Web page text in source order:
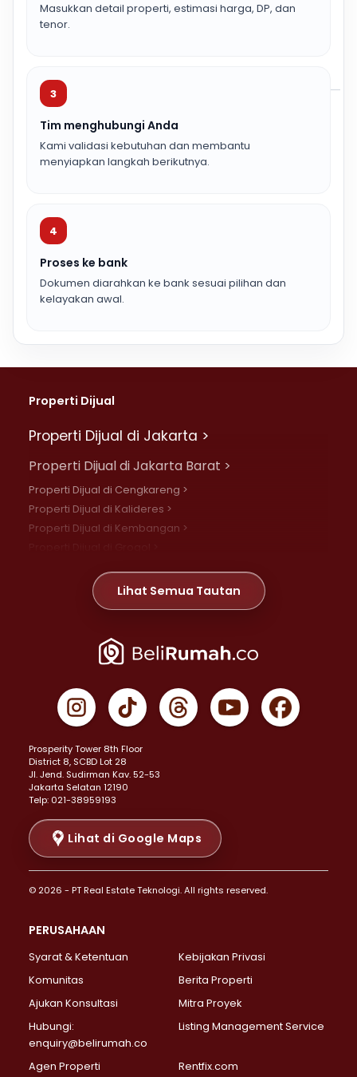
Masukkan detail properti, estimasi harga, DP, dan
tenor.
3
Tim menghubungi Anda
Kami validasi kebutuhan dan membantu
menyiapkan langkah berikutnya.
4
Proses ke bank
Dokumen diarahkan ke bank sesuai pilihan dan
kelayakan awal.
Properti Dijual
Properti Dijual di Jakarta >
Properti Dijual di Jakarta Barat >
Properti Dijual di Cengkareng >
Properti Dijual di Kalideres >
Properti Dijual di Kembangan >
Properti Dijual di Meruya >
Properti Dijual di Jelambar >
Properti Dijual di Jakarta Pusat >
Properti Dijual di Gambir >
Properti Dijual di Johar Baru >
Properti Dijual di Menteng >
Properti Dijual di Senen >
Properti Dijual di Tanah Abang >
Properti Dijual di Cikini >
Properti Dijual di Kramat >
Properti Dijual di Pasar Baru >
Properti Dijual di Bendungan Hilir >
Properti Dijual di Jakarta Selatan >
Properti Dijual di Lebak Bulus >
Properti Dijual di Gandaria Selatan >
Properti Dijual di Pondok Labu >
Properti Dijual di Lenteng Agung >
Properti Dijual di Senayan >
Properti Dijual di Pondok Pinang >
Lihat Semua Tautan
Prosperity Tower 8th Floor
District 8, SCBD Lot 28
JI. Jend. Sudirman Kav. 52-53
Jakarta Selatan 12190
Telp: 021-38959193
Lihat di Google Maps
© 2026 - PT Real Estate Teknologi. All rights reserved.
PERUSAHAAN
Syarat & Ketentuan
Kebijakan Privasi
Komunitas
Berita Properti
Ajukan Konsultasi
Mitra Proyek
Hubungi:
enquiry@belirumah.co
Listing Management Service
Agen Properti Rentfix.com